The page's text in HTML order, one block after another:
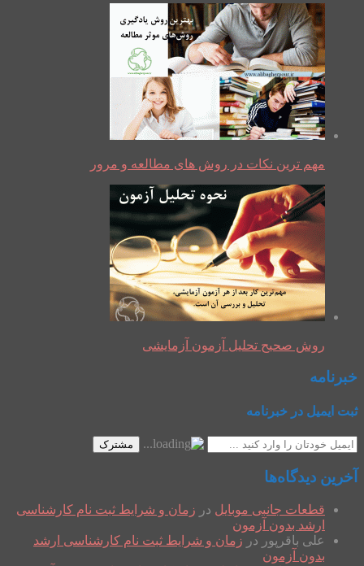
مهم ترین نکات در روش های مطالعه و مرور
روش صحیح تحلیل آزمون آزمایشی
خبرنامه
ثبت ایمیل در خبرنامه
مشترک
آخرین دیدگاه‌ها
قطعات جانبی موبایل در زمان و شرایط ثبت نام کارشناسی
ارشد بدون آزمون
علی باقرپور در زمان و شرایط ثبت نام کارشناسی ارشد
بدون آزمون